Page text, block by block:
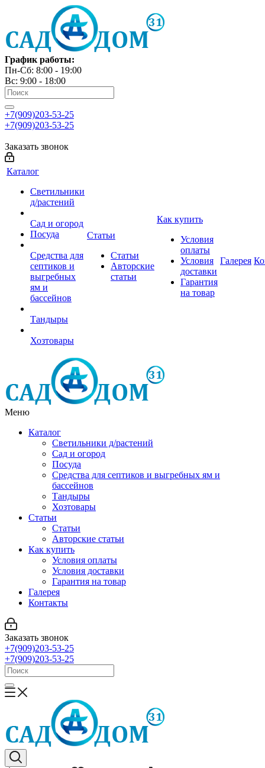
График работы:
Пн-Сб: 8:00 - 19:00
Вс: 9:00 - 18:00
+7(909)203-53-25
+7(909)203-53-25
Заказать звонок
Каталог
Светильники
д/растений
Сад и огород
Посуда
Средства для
септиков и
выгребных
ям и
бассейнов
Тандыры
Хозтовары
Статьи
Статьи
Авторские
статьи
Как купить
Условия
оплаты
Условия
доставки
Гарантия
на товар
Галерея
Меню
Каталог
Светильники д/растений
Сад и огород
Посуда
Средства для септиков и выгребных ям и
бассейнов
Тандыры
Хозтовары
Статьи
Статьи
Авторские статьи
Как купить
Условия оплаты
Условия доставки
Гарантия на товар
Галерея
Контакты
Заказать звонок
+7(909)203-53-25
+7(909)203-53-25